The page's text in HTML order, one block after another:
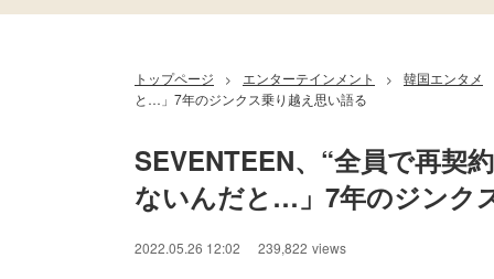
トップページ > エンターテインメント >
韓国エンタメ
と…」7年のジンクス乗り越え思い語る
SEVENTEEN、“全員で再契
ないんだと…」7年のジンク
2022.05.26 12:02 239,822 views